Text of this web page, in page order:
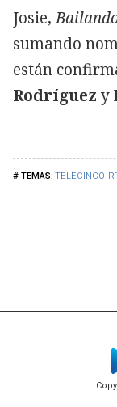
TELECINCO
Josie,
sumando
están
Rodríguez y